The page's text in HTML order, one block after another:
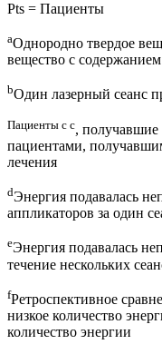
Pts = Пациенты
aОднородно твердое
вещество с
bОдин лазерный сеанс
Пациенты с c,
пациентами,
лечения
dЭнергия подавалась
аппликаторов за один
eЭнергия подавалась
течение нескольких
fРетроспективное
низкое количество
количество энергии